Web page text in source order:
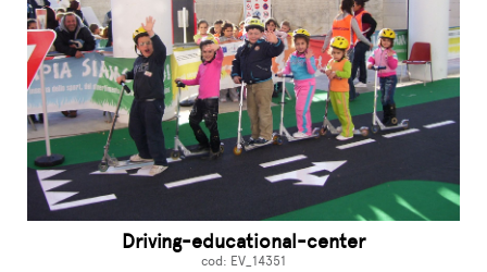
Driving-educational-center
cod: EV_14351